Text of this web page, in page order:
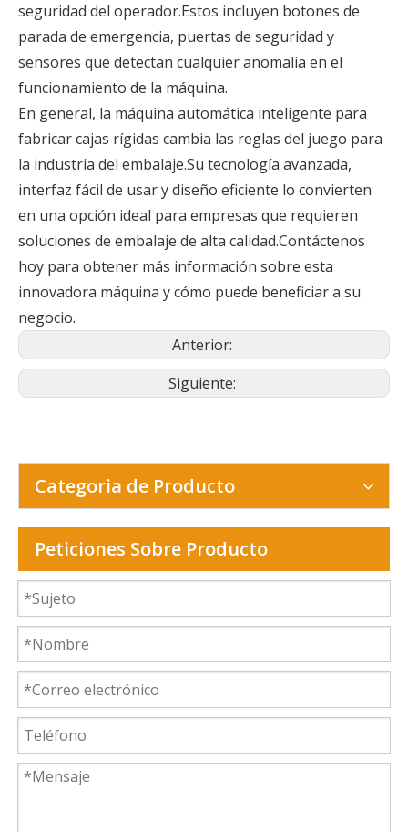
seguridad del operador.Estos incluyen botones de
parada de emergencia, puertas de seguridad y
sensores que detectan cualquier anomalía en el
funcionamiento de la máquina.
En general, la máquina automática inteligente para
fabricar cajas rígidas cambia las reglas del juego para
la industria del embalaje.Su tecnología avanzada,
interfaz fácil de usar y diseño eficiente lo convierten
en una opción ideal para empresas que requieren
soluciones de embalaje de alta calidad.Contáctenos
hoy para obtener más información sobre esta
innovadora máquina y cómo puede beneficiar a su
negocio.
Anterior:
Siguiente:
Categoria de Producto
Peticiones Sobre Producto